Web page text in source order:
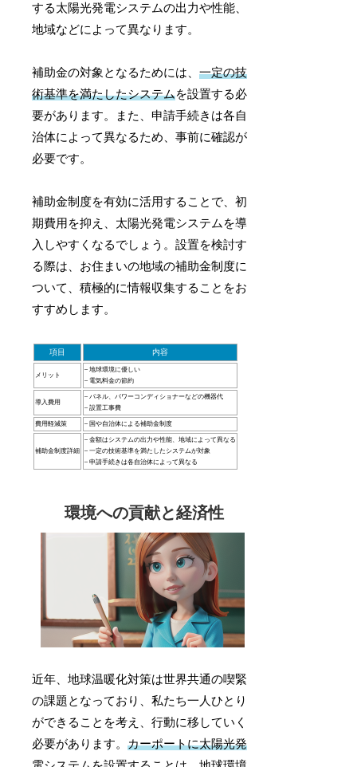
する太陽光発電システムの出力や性能、
地域などによって異なります。
補助金の対象となるためには、一定の技
術基準を満たしたシステムを設置する必
要があります。また、申請手続きは各自
治体によって異なるため、事前に確認が
必要です。
補助金制度を有効に活用することで、初
期費用を抑え、太陽光発電システムを導
入しやすくなるでしょう。設置を検討す
る際は、お住まいの地域の補助金制度に
ついて、積極的に情報収集することをお
すすめします。
項目 内容
メリット
– 地球環境に優しい
– 電気料金の節約
導入費用
– パネル、パワーコンディショナーなどの機器代
– 設置工事費
費用軽減策 – 国や自治体による補助金制度
補助金制度詳細
– 金額はシステムの出力や性能、地域によって異なる
– 一定の技術基準を満たしたシステムが対象
– 申請手続きは各自治体によって異なる
環境への貢献と経済性
近年、地球温暖化対策は世界共通の喫緊
の課題となっており、私たち一人ひとり
ができることを考え、行動に移していく
必要があります。カーポートに太陽光発